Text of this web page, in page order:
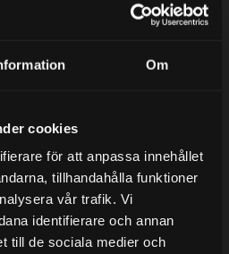
Om
cookies
för att anpassa innehållet
tillhandahålla funktioner
vår trafik. Vi
identifierare och annan
till de sociala medier och
viss fördröjning. 2/7 -9/7 är